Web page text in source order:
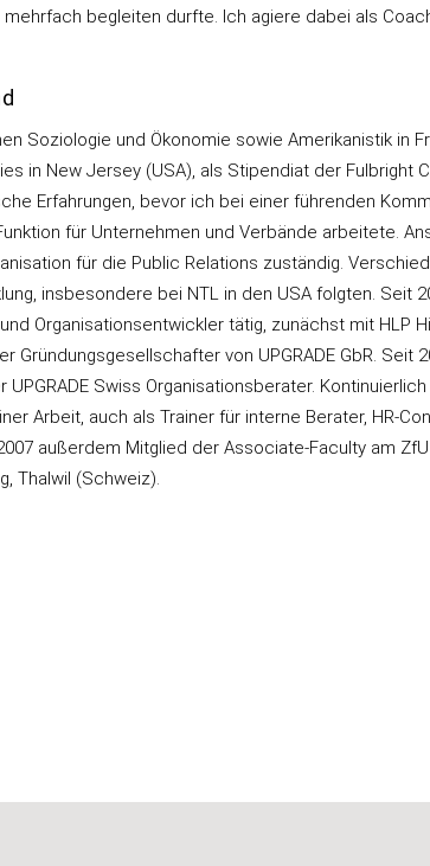
begleiten durfte. Ich agiere dabei als
Soziologie und Ökonomie sowie Amerikanistik in
in New Jersey (USA), als Stipendiat der Fulbright
Erfahrungen, bevor ich bei einer führenden
für Unternehmen und Verbände arbeitete.
für die Public Relations zuständig.
insbesondere bei NTL in den USA folgten. Seit
Organisationsentwickler tätig, zunächst mit HLP
Gründungsgesellschafter von UPGRADE GbR. Seit
UPGRADE Swiss Organisationsberater.
Arbeit, auch als Trainer für interne Berater, HR-
außerdem Mitglied der Associate-Faculty am
Thalwil (Schweiz).